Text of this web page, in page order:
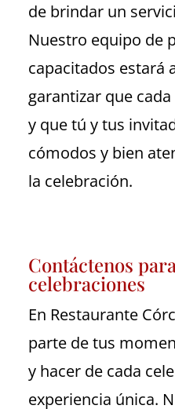
de brindar un
Nuestro equipo de
capacitados estará
garantizar que
y que tú y tus
cómodos y bien
la celebración.
Contáctenos
celebraciones
En Restaurante
parte de tus
y hacer de cada
experiencia única.